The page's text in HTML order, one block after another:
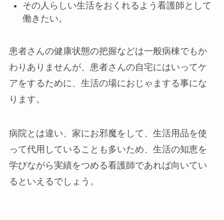
その人らしい生活をおくれるよう看護師として
働きたい。
患者さんの健康状態の把握などは一般病棟でもか
わりありませんが、患者さんの自宅にはいってケ
アをするために、生活の場におじゃまする事にな
ります。
病院とは違い、家にお邪魔をして、生活用品を使
って代用していることも多いため、生活の知恵を
学びながら実績をつめる看護師であれば向いてい
るといえるでしょう。